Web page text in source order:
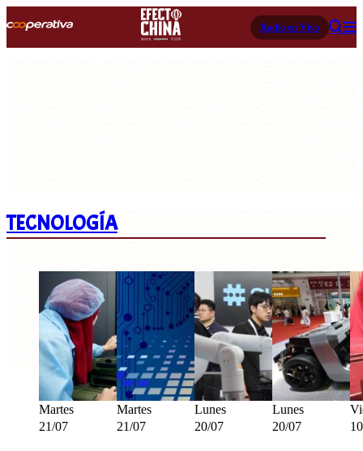
Radio en Vivo
TECNOLOGÍA
Martes
21/07
Martes
21/07
Lunes
20/07
Lunes
20/07